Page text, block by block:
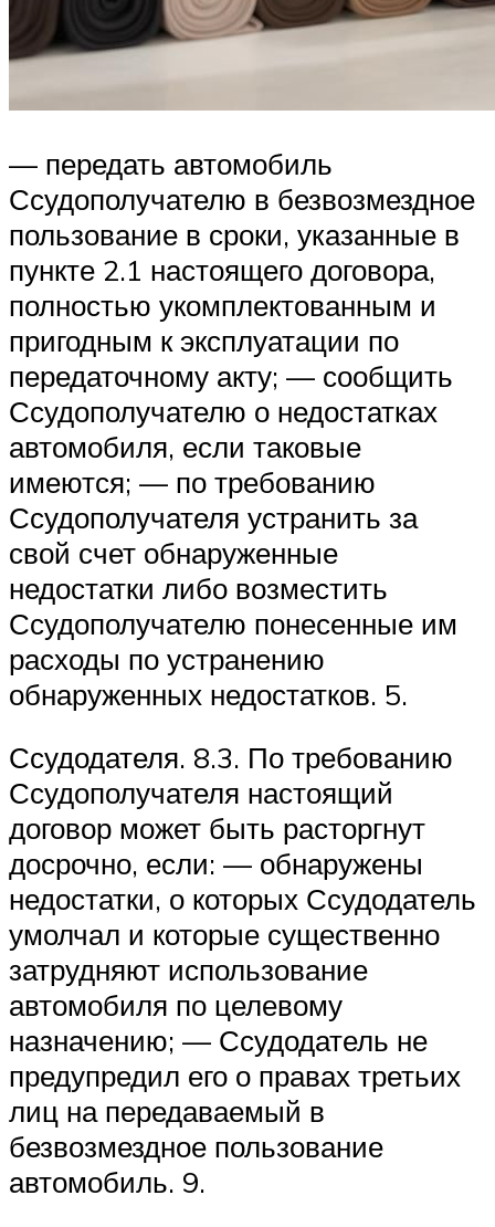
— передать автомобиль
Ссудополучателю в безвозмездное
пользование в сроки, указанные в
пункте 2.1 настоящего договора,
полностью укомплектованным и
пригодным к эксплуатации по
передаточному акту; — сообщить
Ссудополучателю о недостатках
автомобиля, если таковые
имеются; — по требованию
Ссудополучателя устранить за
свой счет обнаруженные
недостатки либо возместить
Ссудополучателю понесенные им
расходы по устранению
обнаруженных недостатков. 5.
Ссудодателя. 8.3. По требованию
Ссудополучателя настоящий
договор может быть расторгнут
досрочно, если: — обнаружены
недостатки, о которых Ссудодатель
умолчал и которые существенно
затрудняют использование
автомобиля по целевому
назначению; — Ссудодатель не
предупредил его о правах третьих
лиц на передаваемый в
безвозмездное пользование
автомобиль. 9.